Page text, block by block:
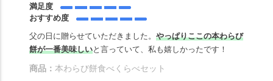
満足度
おすすめ度
父の日に贈らせていただきました。 やっぱりここの本わらび
餅が一番美味しいと言っていて、私も嬉しかったです！
商品： 本わらび餅食べくらべセット